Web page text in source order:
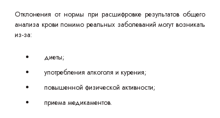
Отклонения от нормы при расшифровке результатов общего
анализа крови помимо реальных заболеваний могут возникать
из-за:
диеты;
употребления алкоголя и курения;
повышенной физической активности;
приема медикаментов.